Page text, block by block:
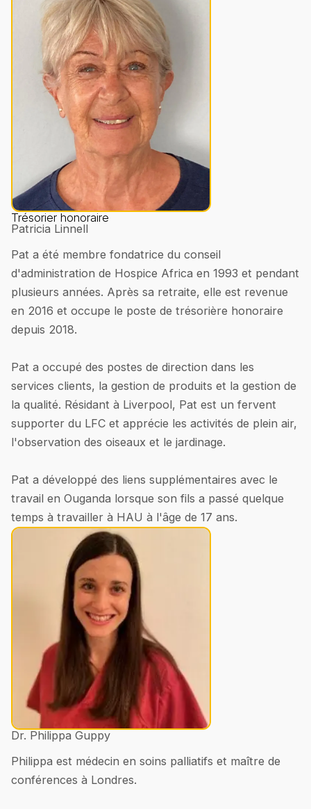
Trésorier honoraire
Patricia Linnell
Pat a été membre fondatrice du conseil
d'administration de Hospice Africa en 1993 et pendant
plusieurs années. Après sa retraite, elle est revenue
en 2016 et occupe le poste de trésorière honoraire
depuis 2018.
Pat a occupé des postes de direction dans les
services clients, la gestion de produits et la gestion de
la qualité. Résidant à Liverpool, Pat est un fervent
supporter du LFC et apprécie les activités de plein air,
l'observation des oiseaux et le jardinage.
Pat a développé des liens supplémentaires avec le
travail en Ouganda lorsque son fils a passé quelque
temps à travailler à HAU à l'âge de 17 ans.
Dr. Philippa Guppy
Philippa est médecin en soins palliatifs et maître de
conférences à Londres.